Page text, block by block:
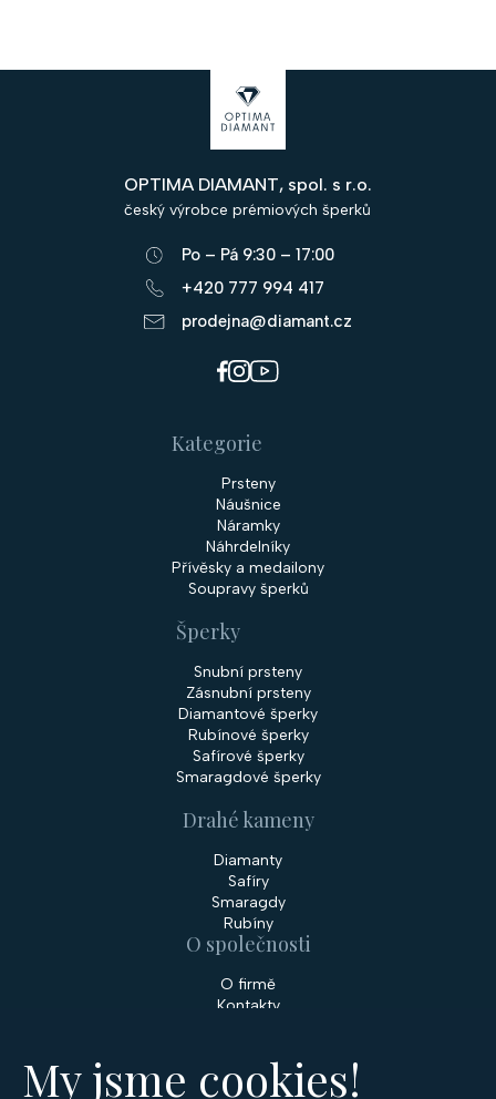
My jsme cookies!
OPTIMA DIAMANT, spol. s r.o.
český výrobce prémiových šperků
Po – Pá 9:30 – 17:00
+420 777 994 417
prodejna@diamant.cz
Kategorie
Prsteny
Náušnice
Náramky
Náhrdelníky
Přívěsky a medailony
Soupravy šperků
Šperky
Snubní prsteny
Zásnubní prsteny
Diamantové šperky
Rubínové šperky
Safírové šperky
Smaragdové šperky
Drahé kameny
Diamanty
Safíry
Smaragdy
Rubíny
O společnosti
O firmě
Kontakty
Služby